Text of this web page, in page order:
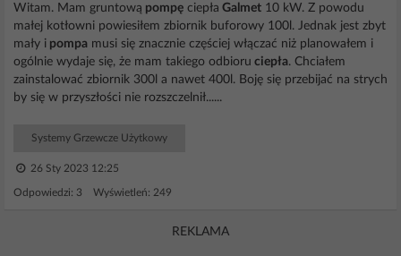
Witam. Mam gruntową pompę ciepła Galmet 10 kW. Z powodu
małej kotłowni powiesiłem zbiornik buforowy 100l. Jednak jest zbyt
mały i pompa musi się znacznie częściej włączać niż planowałem i
ogólnie wydaje się, że mam takiego odbioru ciepła. Chciałem
zainstalować zbiornik 300l a nawet 400l. Boję się przebijać na strych
by się w przyszłości nie rozszczelnił......
Systemy Grzewcze Użytkowy
26 Sty 2023 12:25
Odpowiedzi: 3 Wyświetleń: 249
REKLAMA